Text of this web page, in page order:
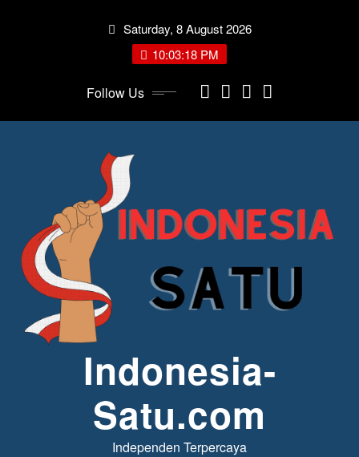
Saturday, 8 August 2026
10:03:19 PM
Follow Us
Indonesia-
Satu.com
Independen Terpercaya